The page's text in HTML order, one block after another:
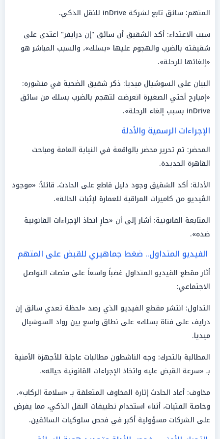
المتهم: سائق تابع لشركة inDrive للنقل الذكي.
سبب الاعتداء: أكد الشقيق أن سائق "إن درايفر" اعتدى على
شقيقته بالضرب والهجوم عليها «بسلك»، والسبب المباشر هو
«إلغائها للرحلة».
البيان على السوشيال ميديا: ذكر شقيق الضحية في منشوره:
«إمبارح أختي الصغيرة اتعرضت لتهجم بالضرب بسلك من سائق
inDrive بسبب إلغاء الرحلة».
الإجراءات الرسمية والأدلة
المحضر: تم تحرير محضر بالواقعة في النيابة العامة ومباحث
القاهرة الجديدة.
الأدلة: أكد الشقيق وجود دليل قاطع على الحادث، قائلاً: «موجود
الڤيديو من كاميرات المراقبة للعمارة لإثبات الحالة».
المتابعة القانونية: أشار إلى أن «جارٍ اتخاذ الإجراءات القانونية
ضده».
الفيديو المتداول.. ضغط جماهيري للقبض على المتهم
أثار مقطع الفيديو المتداول غضباً واسعاً على منصات التواصل
الاجتماعي:
التداول: انتشر مقطع الفيديو الذي رصد «لحظة تعدي سائق إن
درايف على فتاة بسلك» على نطاق واسع بين رواد السوشيال
ميديا.
المطالبة بالتحرك: وجه الناشطون مطالبات عاجلة للأجهزة الأمنية
بـ «سرعة القبض عليه واتخاذ الإجراءات القانونية حياله».
مخاوف: أعاد الحادث إثارة المخاوف المتعلقة بـ «سلامة الركاب»،
وخاصة الفتيات، أثناء استخدام تطبيقات النقل الذكي، مما يفرض
على الشركات مسؤولية أكبر في فحص سلوكيات السائقين.